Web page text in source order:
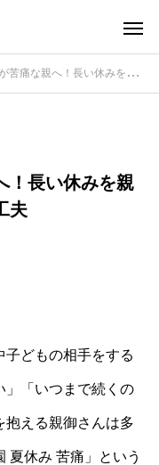
長い休みを親子でストレスなく乗り切る工夫
！長い休みを親
夫
どもの相手をする
」「いつまで続くの
抱える親御さんは多
夏休み 苦痛」という